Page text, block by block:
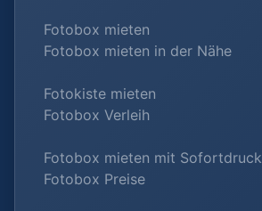
Fotobox mieten
Fotobox mieten in der Nähe
Fotokiste mieten
Fotobox Verleih
Fotobox mieten mit Sofortdruck
Fotobox Preise